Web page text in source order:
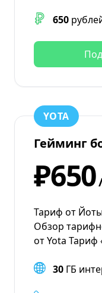
650
YOTA
Гейминг
₽650
Тариф от
Обзор
от Yota Тариф
30 ГБ